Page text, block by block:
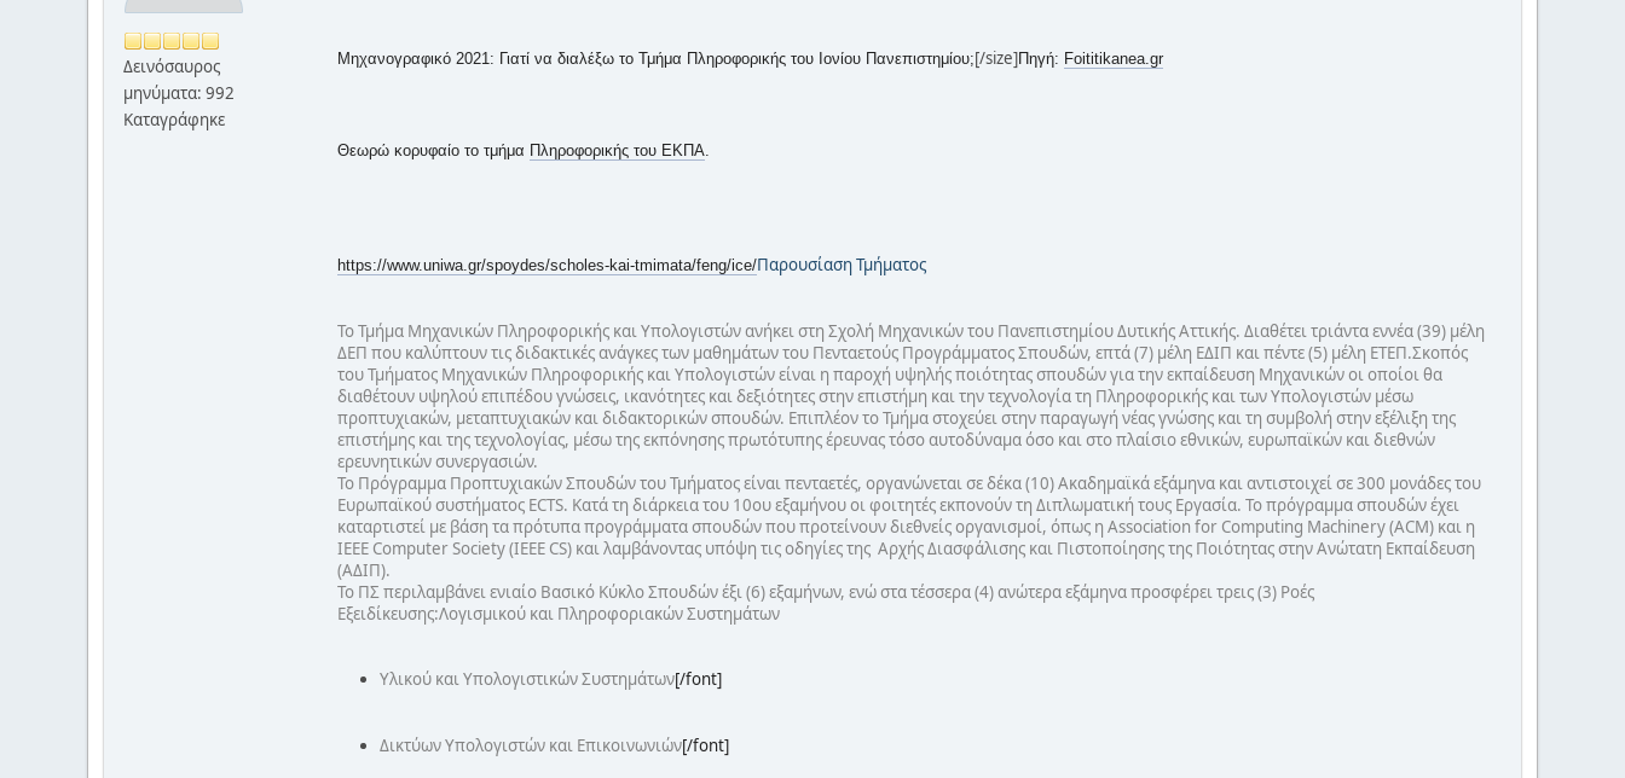
Δεινόσαυρος
μηνύματα: 992
Καταγράφηκε
Μηχανογραφικό 2021: Γιατί να διαλέξω το Τμήμα Πληροφορικής του Ιονίου Πανεπιστημίου;[/size]Πηγή: Foititikanea.gr
Θεωρώ κορυφαίο το τμήμα Πληροφορικής του ΕΚΠΑ
https://www.uniwa.gr/spoydes/scholes-kai-tmimata/feng/ice/Παρουσίαση Τμήματος
Το Τμήμα Μηχανικών Πληροφορικής και Υπολογιστών ανήκει στη Σχολή Μηχανικών του Πανεπιστημίου Δυτικής Αττικής. Διαθέτει τριάντα εννέα (39) μέλη
ΔΕΠ που καλύπτουν τις διδακτικές ανάγκες των μαθημάτων του Πενταετούς Προγράμματος Σπουδών, επτά (7) μέλη ΕΔΙΠ και πέντε (5) μέλη ΕΤΕΠ.Σκοπός
του Τμήματος Μηχανικών Πληροφορικής και Υπολογιστών είναι η παροχή υψηλής ποιότητας σπουδών για την εκπαίδευση Μηχανικών οι οποίοι θα
διαθέτουν υψηλού επιπέδου γνώσεις, ικανότητες και δεξιότητες στην επιστήμη και την τεχνολογία τη Πληροφορικής και των Υπολογιστών μέσω
προπτυχιακών, μεταπτυχιακών και διδακτορικών σπουδών. Επιπλέον το Τμήμα στοχεύει στην παραγωγή νέας γνώσης και τη συμβολή στην εξέλιξη της
επιστήμης και της τεχνολογίας, μέσω της εκπόνησης πρωτότυπης έρευνας τόσο αυτοδύναμα όσο και στο πλαίσιο εθνικών, ευρωπαϊκών και διεθνών
ερευνητικών συνεργασιών.
Το Πρόγραμμα Προπτυχιακών Σπουδών του Τμήματος είναι πενταετές, οργανώνεται σε δέκα (10) Ακαδημαϊκά εξάμηνα και αντιστοιχεί σε 300 μονάδες του
Ευρωπαϊκού συστήματος ECTS. Κατά τη διάρκεια του 10ου εξαμήνου οι φοιτητές εκπονούν τη Διπλωματική τους Εργασία. Το πρόγραμμα σπουδών έχει
καταρτιστεί με βάση τα πρότυπα προγράμματα σπουδών που προτείνουν διεθνείς οργανισμοί, όπως η Association for Computing Machinery (ACM) και η
IEEE Computer Society (ΙΕΕΕ CS) και λαμβάνοντας υπόψη τις οδηγίες της Αρχής Διασφάλισης και Πιστοποίησης της Ποιότητας στην Ανώτατη Εκπαίδευση
(ΑΔΙΠ).
Το ΠΣ περιλαμβάνει ενιαίο Βασικό Κύκλο Σπουδών έξι (6) εξαμήνων, ενώ στα τέσσερα (4) ανώτερα εξάμηνα προσφέρει τρεις (3) Ροές
Εξειδίκευσης:Λογισμικού και Πληροφοριακών Συστημάτων
Υλικού και Υπολογιστικών Συστημάτων[/font]
Δικτύων Υπολογιστών και Επικοινωνιών[/font]